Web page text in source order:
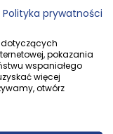
Polityka prywatności
pokazania
wspaniałego
więcej
otwórz